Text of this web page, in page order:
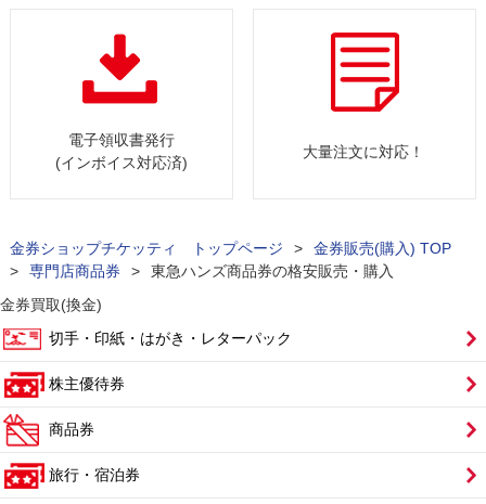
電子領収書発行
(インボイス対応済)
大量注文に対応！
金券ショップチケッティ トップページ >
金券販売(購入) TOP
>
専門店商品券 >
東急ハンズ商品券の格安販売・購入
金券買取(換金)
切手・印紙・はがき・レターパック
株主優待券
商品券
旅行・宿泊券